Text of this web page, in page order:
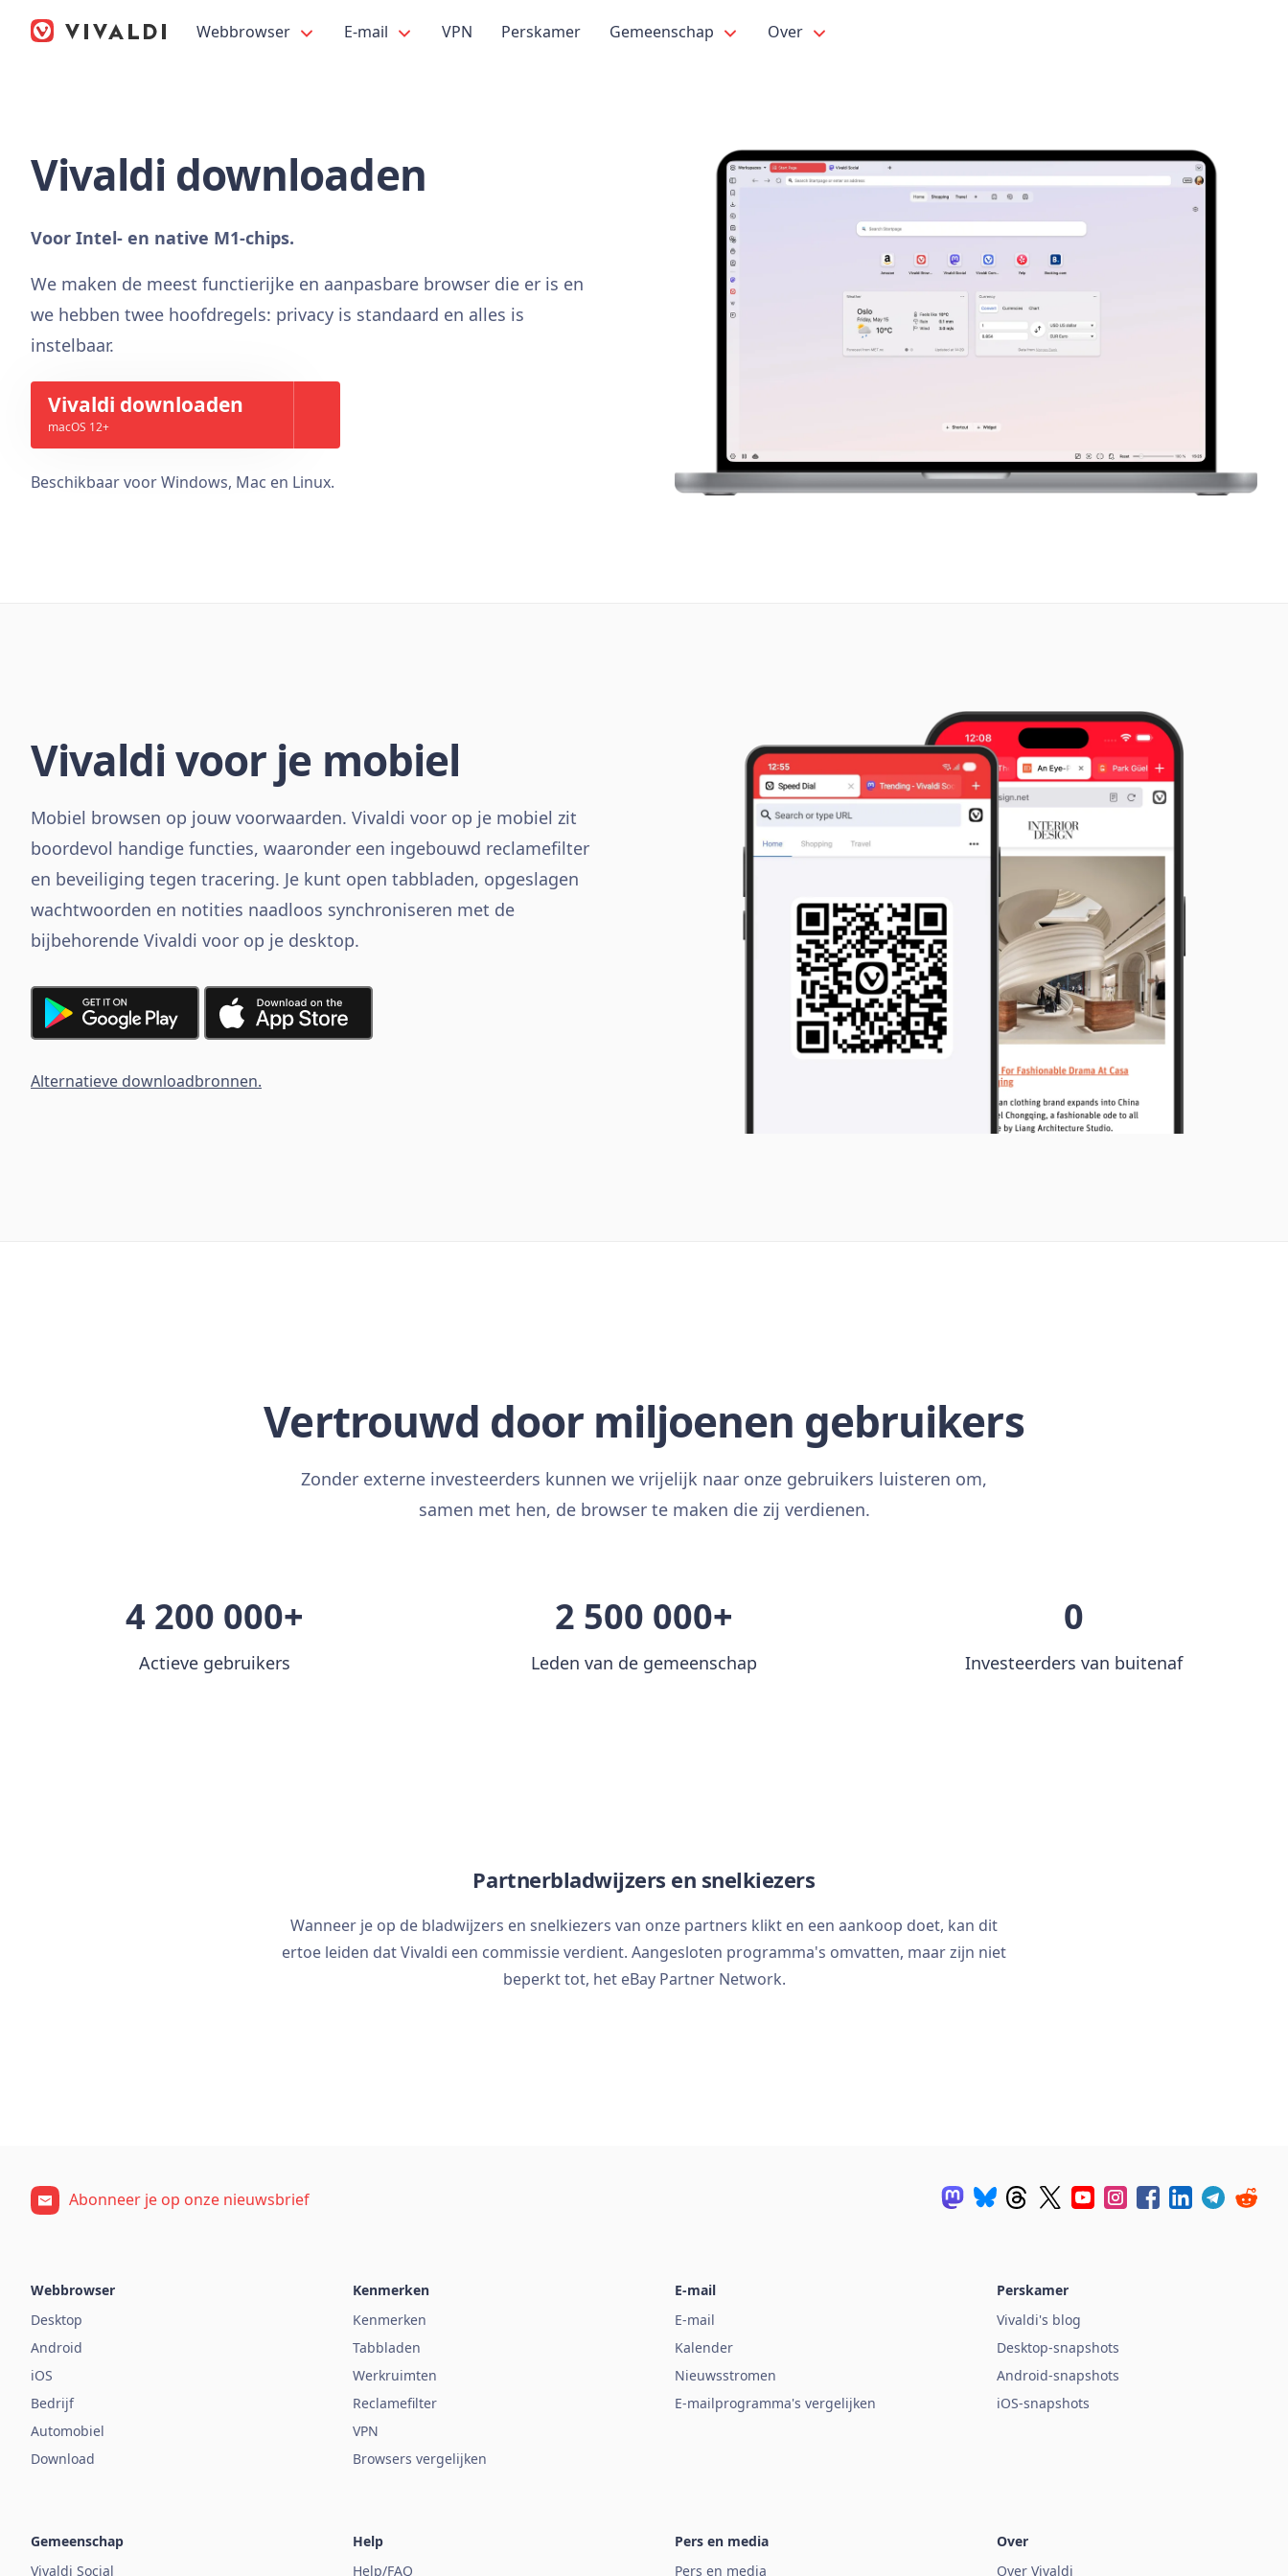
Webbrowser E-mail VPN Perskamer Gemeenschap Over
Vivaldi downloaden
Voor Intel- en native M1-chips.
We maken de meest functierijke en aanpasbare browser die er is en
we hebben twee hoofdregels: privacy is standaard en alles is
instelbaar.
Vivaldi downloaden
macOS 12+
Beschikbaar voor Windows, Mac en Linux.
Vivaldi voor je mobiel
Mobiel browsen op jouw voorwaarden. Vivaldi voor op je mobiel zit
boordevol handige functies, waaronder een ingebouwd reclamefilter
en beveiliging tegen tracering. Je kunt open tabbladen, opgeslagen
wachtwoorden en notities naadloos synchroniseren met de
bijbehorende Vivaldi voor op je desktop.
Alternatieve downloadbronnen.
Vertrouwd door miljoenen gebruikers
Zonder externe investeerders kunnen we vrijelijk naar onze gebruikers luisteren om,
samen met hen, de browser te maken die zij verdienen.
4 200 000+
Actieve gebruikers
2 500 000+
Leden van de gemeenschap
0
Investeerders van buitenaf
Partnerbladwijzers en snelkiezers
Wanneer je op de bladwijzers en snelkiezers van onze partners klikt en een aankoop doet, kan dit
ertoe leiden dat Vivaldi een commissie verdient. Aangesloten programma's omvatten, maar zijn niet
beperkt tot, het eBay Partner Network.
Abonneer je op onze nieuwsbrief
Webbrowser
Desktop
Android
iOS
Bedrijf
Automobiel
Download
Kenmerken
Kenmerken
Tabbladen
Werkruimten
Reclamefilter
VPN
Browsers vergelijken
E-mail
E-mail
Kalender
Nieuwsstromen
E-mailprogramma's vergelijken
Perskamer
Vivaldi's blog
Desktop-snapshots
Android-snapshots
iOS-snapshots
Gemeenschap
Vivaldi Social
Help
Help/FAQ
Pers en media
Pers en media
Over
Over Vivaldi